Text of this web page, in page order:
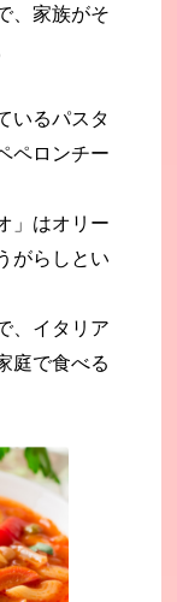
、家族がそ
いるパスタ
ペロンチー
」はオリー
がらしとい
、イタリア
庭で食べる